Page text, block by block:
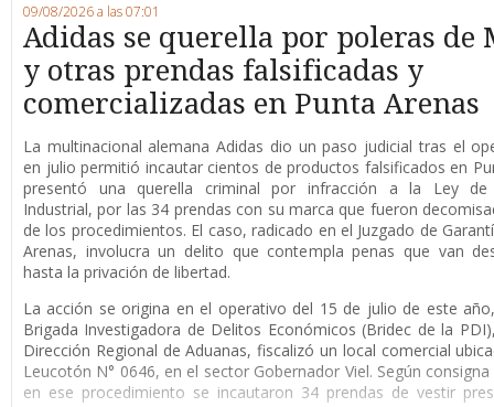
09/08/2026 a las 07:01
Adidas se querella por poleras de
y otras prendas falsificadas y
comercializadas en Punta Arenas
La multinacional alemana Adidas dio un paso judicial tras el
en julio permitió incautar cientos de productos falsificados en
presentó una querella criminal por infracción a la Ley de
Industrial, por las 34 prendas con su marca que fueron
de los procedimientos. El caso, radicado en el Juzgado de
Arenas, involucra un delito que contempla penas que van
hasta la privación de libertad.
La acción se origina en el operativo del 15 de julio de este
Brigada Investigadora de Delitos Económicos (Bridec de la
Dirección Regional de Aduanas, fiscalizó un local comercial
Leucotón N° 0646, en el sector Gobernador Viel. Según
en ese procedimiento se incautaron 34 prendas de vestir